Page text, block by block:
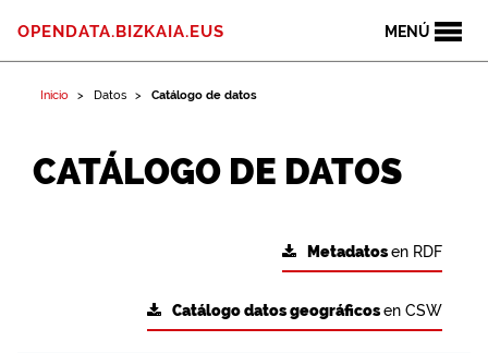
MENÚ
OPENDATA.BIZKAIA.EUS
Inicio Datos Catálogo de datos
CATÁLOGO DE DATOS
Metadatosen RDF
Catálogo datos geográficosen CSW